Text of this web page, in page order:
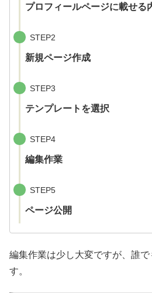
プロフィールページに載せる
STEP2
新規ページ作成
STEP3
テンプレートを選択
STEP4
編集作業
STEP5
ページ公開
編集作業は少し大変ですが、誰
す。